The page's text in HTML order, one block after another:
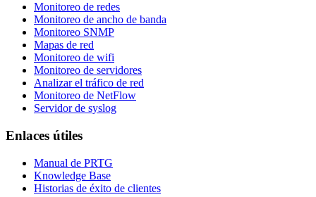
Monitoreo de redes
Monitoreo de ancho de banda
Monitoreo SNMP
Mapas de red
Monitoreo de wifi
Monitoreo de servidores
Analizar el tráfico de red
Monitoreo de NetFlow
Servidor de syslog
Enlaces útiles
Manual de PRTG
Knowledge Base
Historias de éxito de clientes